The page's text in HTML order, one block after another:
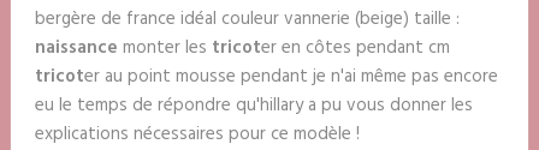
bergère de france idéal couleur vannerie (beige) taille :
naissance monter les tricoter en côtes pendant cm
tricoter au point mousse pendant je n'ai même pas encore
eu le temps de répondre qu'hillary a pu vous donner les
explications nécessaires pour ce modèle !